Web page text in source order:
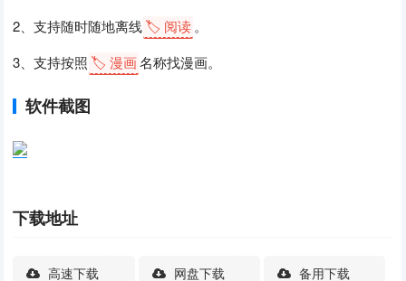
2、支持随时随地离线🏷️ 阅读 。
3、支持按照 🏷️ 漫画名称找漫画。
软件截图
下载地址
高速下载 网盘下载 备用下载